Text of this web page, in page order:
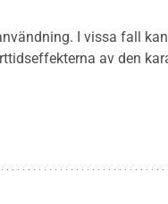
I vissa fall
av den